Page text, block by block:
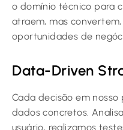
o domínio técnico para
atraem, mas
oportunidades de
Data-Driven
Cada decisão em
dados concretos.
usuário, realizamos